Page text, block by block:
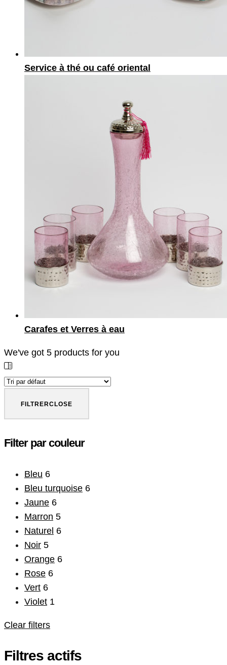
Service à thé ou café oriental
Carafes et Verres à eau
We've got 5 products for you
FILTRERCLOSE
Filter par couleur
Bleu 6
Bleu turquoise 6
Jaune 6
Marron 5
Naturel 6
Noir 5
Orange 6
Rose 6
Vert 6
Violet 1
Clear filters
Filtres actifs